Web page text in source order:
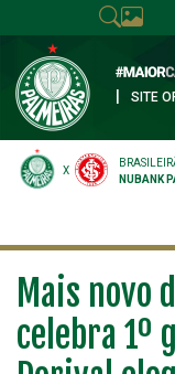
SITE
X
NUBANK
Mais novo
celebra 1º